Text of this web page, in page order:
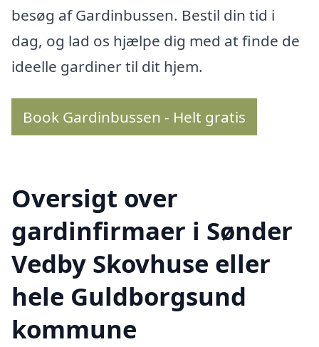
besøg af Gardinbussen. Bestil din tid i
dag, og lad os hjælpe dig med at finde de
ideelle gardiner til dit hjem.
Book Gardinbussen - Helt gratis
Oversigt over
gardinfirmaer i Sønder
Vedby Skovhuse eller
hele Guldborgsund
kommune